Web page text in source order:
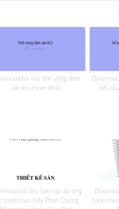
tài liệu tính võng dầm
sàn kcs tham khảo
kết
tài liệu Sàn cáp dự ứng
trước của thầy Phan Quang
toán